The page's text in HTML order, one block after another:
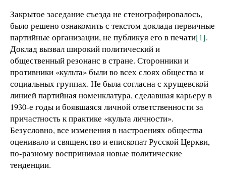
Закрытое заседание съезда не стенографировалось,
было решено ознакомить с текстом доклада первичные
партийные организации, не публикуя его в печати[1].
Доклад вызвал широкий политический и
общественный резонанс в стране. Сторонники и
противники «культа» были во всех слоях общества и
социальных группах. Не была согласна с хрущевской
линией партийная номенклатура, сделавшая карьеру в
1930-е годы и боявшаяся личной ответственности за
причастность к практике «культа личности».
Безусловно, все изменения в настроениях общества
оценивало и священство и епископат Русской Церкви,
по-разному воспринимая новые политические
тенденции.